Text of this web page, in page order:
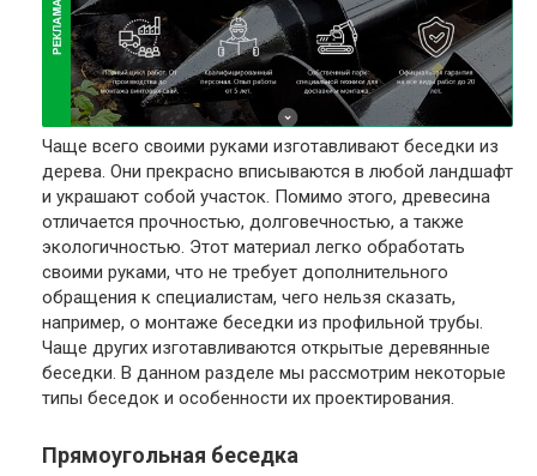
Чаще всего своими руками изготавливают беседки из
дерева. Они прекрасно вписываются в любой ландшафт
и украшают собой участок. Помимо этого, древесина
отличается прочностью, долговечностью, а также
экологичностью. Этот материал легко обработать
своими руками, что не требует дополнительного
обращения к специалистам, чего нельзя сказать,
например, о монтаже беседки из профильной трубы.
Чаще других изготавливаются открытые деревянные
беседки. В данном разделе мы рассмотрим некоторые
типы беседок и особенности их проектирования.
Прямоугольная беседка